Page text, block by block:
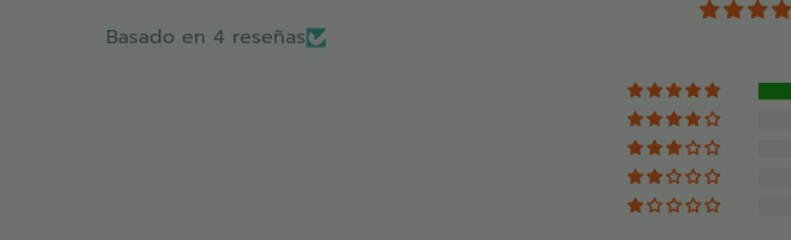
almacenaje en cuarto frío, la nueva tecnología Express de Floralife®
permite realizar este proceso sin necesidad de cortar los tallos antes
Destapa los conductos de los tallos, permitiendo una hidratación
total de las flores, aún si estas sufrieron deshidratación durante su
Basado en 4 reseñas